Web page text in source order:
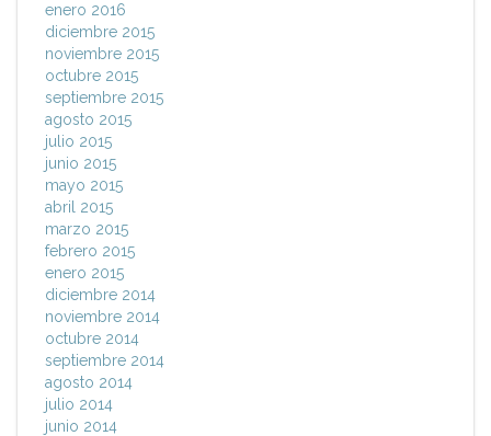
enero 2016
diciembre 2015
noviembre 2015
octubre 2015
septiembre 2015
agosto 2015
julio 2015
junio 2015
mayo 2015
abril 2015
marzo 2015
febrero 2015
enero 2015
diciembre 2014
noviembre 2014
octubre 2014
septiembre 2014
agosto 2014
julio 2014
junio 2014